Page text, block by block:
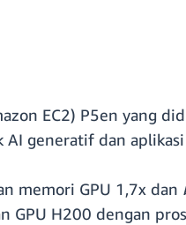
EC2) P5en yang
generatif dan
memori GPU 1,7x dan
H200 dengan